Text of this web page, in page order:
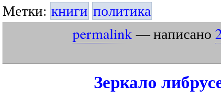
Метки: книги политика
permalink— написано
Зеркало